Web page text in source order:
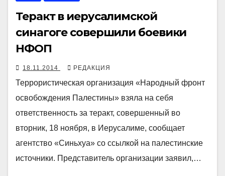
Теракт в иерусалимской
синагоге совершили боевики
НФОП
18.11.2014 РЕДАКЦИЯ
Террористическая организация «Народный фронт
освобождения Палестины» взяла на себя
ответственность за теракт, совершенный во
вторник, 18 ноября, в Иерусалиме, сообщает
агентство «Синьхуа» со ссылкой на палестинские
источники. Представитель организации заявил,…